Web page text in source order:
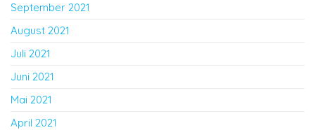
September 2021
August 2021
Juli 2021
Juni 2021
Mai 2021
April 2021